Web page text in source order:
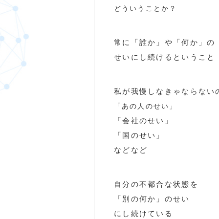
どういうことか？
常に「誰か」や「何か」の
せいにし続けるということ
私が我慢しなきゃならない
「あの人のせい」
「会社のせい」
「国のせい」
などなど
自分の不都合な状態を
「別の何か」のせい
にし続けている